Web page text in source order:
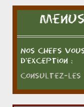
Nos chefs
d'exception :
Consultez-les